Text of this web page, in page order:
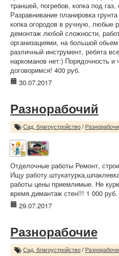
траншей, погребов, копка под
Разравнивание планировка
копка огородов в ручную, любые
демонтаж любой сложности,
организациями, на большой
различный инструмент, ребята
наркоманов нет:) Порядочность и
договоримся! 400 руб.
30.07.2017
Разнорабочий
Сад, благоустройство /
Отделочные работы Ремонт,
Ищу
работы цены приемлимые. Не
время.димантаж стен!!! 1 000 руб.
29.07.2017
Разнорабочие
Сад, благоустройство /